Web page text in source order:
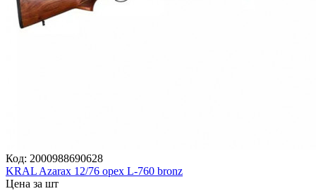
Код: 2000988690628
KRAL Azarax 12/76 орех L-760 bronz
Цена за шт